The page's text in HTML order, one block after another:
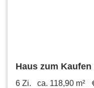
Haus zum Kaufen
m²
6 Zi. ca. 118,90 m²